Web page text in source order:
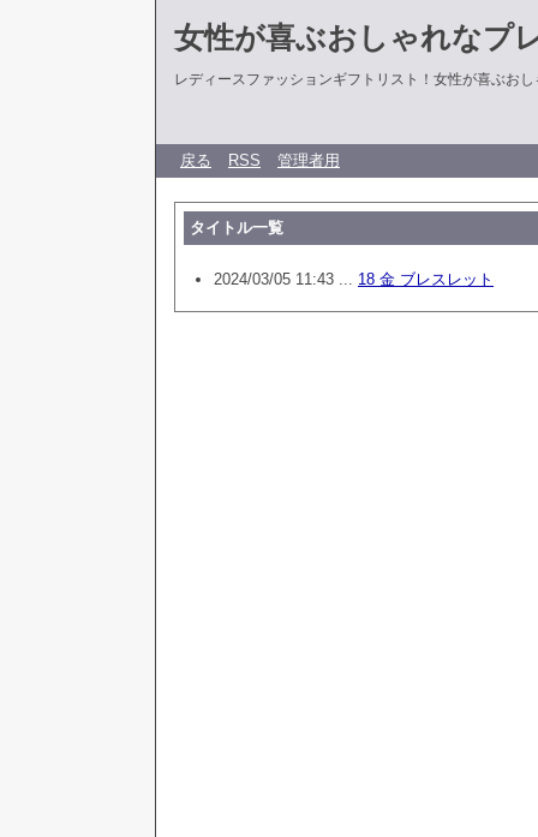
女性が喜ぶおしゃれなプ
レディースファッションギフトリスト！女性が喜ぶお
戻る RSS 管理者用
タイトル一覧
2024/03/05 11:43 ... 18 金 ブレスレット